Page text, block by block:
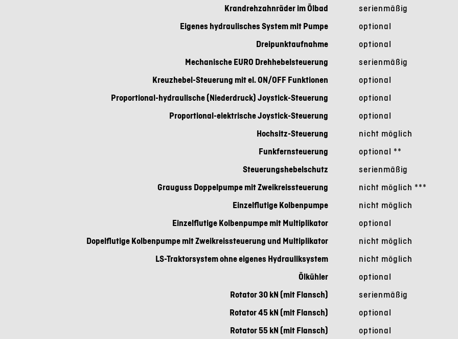
Krandrehzahnräder im Ölbad
serienmäßig
Eigenes hydraulisches System mit Pumpe
optional
Dreipunktaufnahme
optional
Mechanische EURO Drehhebelsteuerung
serienmäßig
Kreuzhebel-Steuerung mit el. ON/OFF Funktionen
optional
Proportional-hydraulische (Niederdruck) Joystick-Steuerung
optional
Proportional-elektrische Joystick-Steuerung
optional
Hochsitz-Steuerung
nicht möglich
Funkfernsteuerung
optional **
Steuerungshebelschutz
serienmäßig
Grauguss Doppelpumpe mit Zweikreissteuerung
nicht möglich ***
Einzelflutige Kolbenpumpe
nicht möglich
Einzelflutige Kolbenpumpe mit Multiplikator
optional
Dopelflutige Kolbenpumpe mit Zweikreissteuerung und Multiplikator
nicht möglich
LS-Traktorsystem ohne eigenes Hydrauliksystem
nicht möglich
Ölkühler
optional
Rotator 30 kN (mit Flansch)
serienmäßig
Rotator 45 kN (mit Flansch)
optional
Rotator 55 kN (mit Flansch)
optional